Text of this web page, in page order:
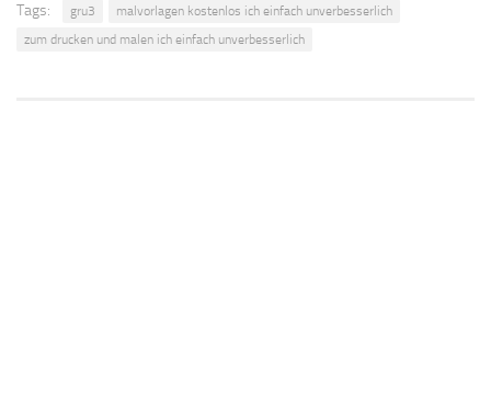
Tags: gru3
malvorlagen kostenlos ich einfach unverbesserlich
zum drucken und malen ich einfach unverbesserlich